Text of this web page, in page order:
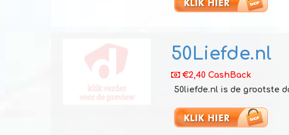
50Liefde.nl
€2,40 CashBack
50liefde.nl is de grootste